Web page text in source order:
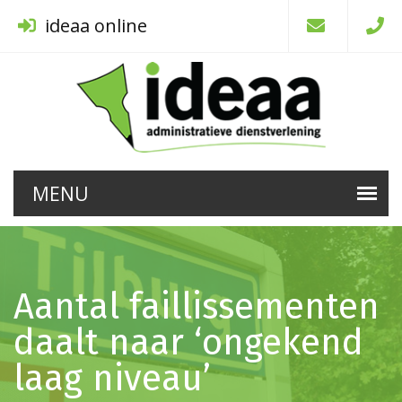
ideaa online
Aantal faillissementen
daalt naar ‘ongekend
laag niveau’